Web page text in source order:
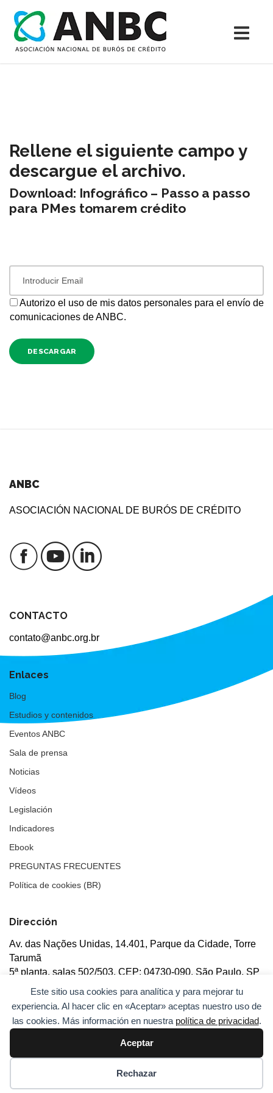
Este sitio usa cookies para analítica y para mejorar tu
experiencia. Al hacer clic en «Aceptar» aceptas nuestro uso de
las cookies. Más información en nuestra política de privacidad.
Aceptar
Rechazar
Rellene el siguiente campo y
descargue el archivo.
Download: Infográfico – Passo a passo
para PMes tomarem crédito
Autorizo el uso de mis datos personales para el envío de
comunicaciones de ANBC.
DESCARGAR
ANBC
ASOCIACIÓN NACIONAL DE BURÓS DE CRÉDITO
CONTACTO
contato@anbc.org.br
Enlaces
Blog
Estudios y contenidos
Eventos ANBC
Sala de prensa
Noticias
Vídeos
Legislación
Indicadores
Ebook
PREGUNTAS FRECUENTES
Política de cookies (BR)
Dirección
Av. das Nações Unidas, 14.401, Parque da Cidade, Torre
Tarumã
5ª planta, salas 502/503, CEP: 04730-090, São Paulo, SP
© 2026ANBC.Todos los derechos reservados.Mapa del